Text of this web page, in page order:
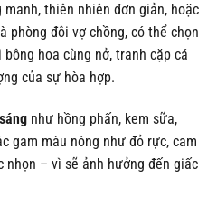
thiên nhiên đơn giản, hoặc
đôi vợ chồng, có thể chọn
hoa cùng nở, tranh cặp cá
của sự hòa hợp.
như hồng phấn, kem sữa,
gam màu nóng như đỏ rực, cam
– vì sẽ ảnh hưởng đến giấc